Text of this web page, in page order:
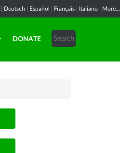
Deutsch Español Français Italiano More...
DONATE